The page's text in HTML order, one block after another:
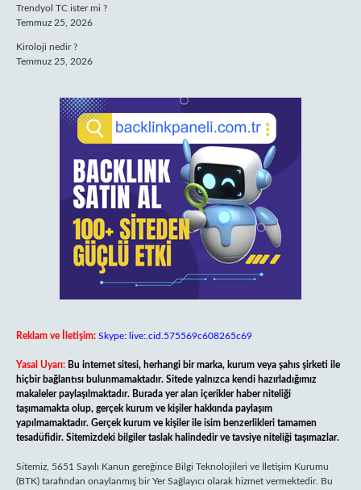
Trendyol TC ister mi ?
Temmuz 25, 2026
Kiroloji nedir ?
Temmuz 25, 2026
Reklam ve İletişim: Skype: live:.cid.575569c608265c69
Yasal Uyarı: Bu internet sitesi, herhangi bir marka, kurum veya şahıs şirketi ile
hiçbir bağlantısı bulunmamaktadır. Sitede yalnızca kendi hazırladığımız
makaleler paylaşılmaktadır. Burada yer alan içerikler haber niteliği
taşımamakta olup, gerçek kurum ve kişiler hakkında paylaşım
yapılmamaktadır. Gerçek kurum ve kişiler ile isim benzerlikleri tamamen
tesadüfidir. Sitemizdeki bilgiler taslak halindedir ve tavsiye niteliği taşımazlar.
Sitemiz, 5651 Sayılı Kanun gereğince Bilgi Teknolojileri ve İletişim Kurumu
(BTK) tarafından onaylanmış bir Yer Sağlayıcı olarak hizmet vermektedir. Bu